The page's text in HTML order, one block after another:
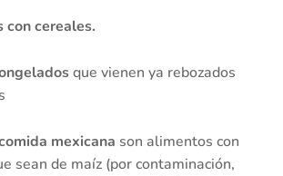
con cereales.
que vienen ya rebozados
mexicana son alimentos con
sean de maíz (por contaminación,